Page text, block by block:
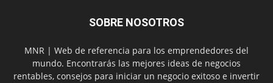
SOBRE NOSOTROS
MNR | Web de referencia para los emprendedores del
mundo. Encontrarás las mejores ideas de negocios
rentables, consejos para iniciar un negocio exitoso e invertir